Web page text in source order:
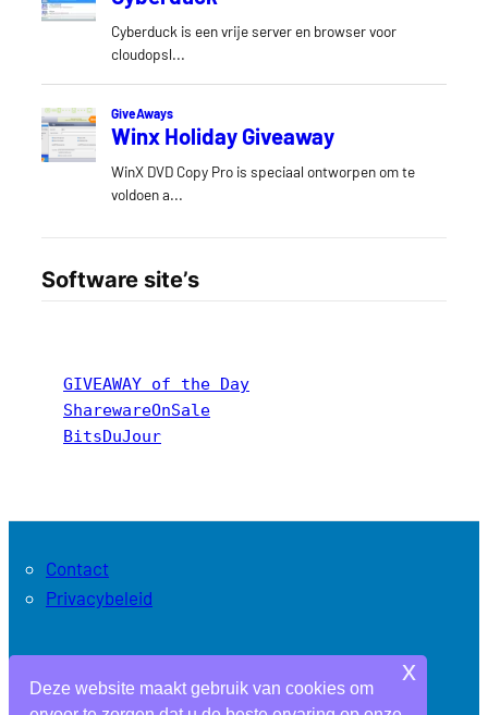
Software site’s
GIVEAWAY of the Day
SharewareOnSale
BitsDuJour
Contact
Privacybeleid
Deze website maakt gebruik van cookies om
x